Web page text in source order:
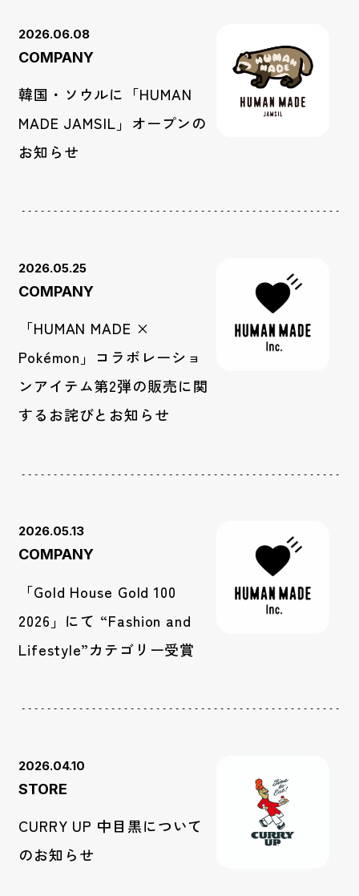
2026.06.08
COMPANY
韓国・ソウルに「HUMAN
MADE JAMSIL」オープンの
お知らせ
2026.05.25
COMPANY
「HUMAN MADE ×
Pokémon」コラボレーショ
ンアイテム第2弾の販売に関
するお詫びとお知らせ
2026.05.13
COMPANY
「Gold House Gold 100
2026」にて “Fashion and
Lifestyle”カテゴリー受賞
2026.04.10
STORE
CURRY UP 中目黒について
のお知らせ